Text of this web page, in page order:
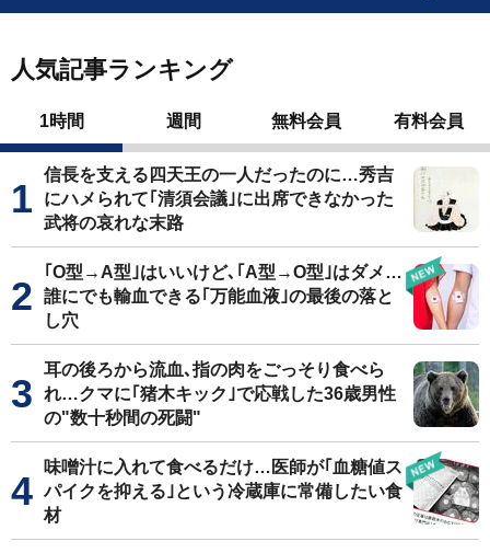
人気記事ランキング
1時間 週間 無料会員 有料会員
信長を支える四天王の一人だったのに…秀吉
にハメられて｢清須会議｣に出席できなかった
武将の哀れな末路
｢O型→A型｣はいいけど､｢A型→O型｣はダメ…
誰にでも輸血できる｢万能血液｣の最後の落と
し穴
耳の後ろから流血､指の肉をごっそり食べら
れ…クマに｢猪木キック｣で応戦した36歳男性
の"数十秒間の死闘"
味噌汁に入れて食べるだけ…医師が｢血糖値ス
パイクを抑える｣という冷蔵庫に常備したい食
材